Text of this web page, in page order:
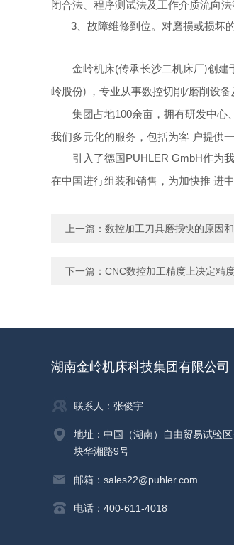
闭合法、程序测试法及工作介质流向
3 、故障维修到位。对磨损或损
金岭机床(传承长沙二机床厂)创建
岭股份) ，专业从事数控切削 /磨削设备
集团占地100余亩，拥有研发中心
我们多元化的服务，包括为客 户提供
引入了德国 PUHLER GmbH作为
在中国进行组装和销售，为加快推 进
上一篇： 数控加工刀具磨损快的原因
下一篇： CNC数控加工精度上决定精
湖南金岭机床科技集团有限公司
联系人：张俊宇
地址：中国（湖南）自由贸易试验
块华湘路9号
邮箱：sales22@puhler.com
电话：400-611-4018